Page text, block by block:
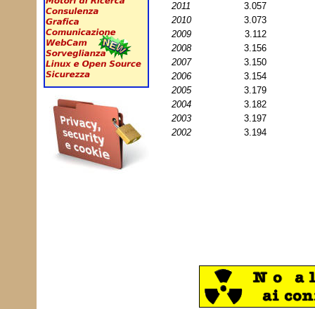
2011
3.057
2010
3.073
2009
3.112
2008
3.156
2007
3.150
2006
3.154
2005
3.179
2004
3.182
2003
3.197
2002
3.194